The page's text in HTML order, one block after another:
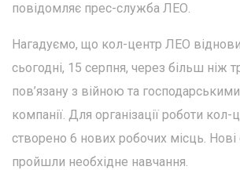
повідомляє прес-служба ЛЕО.
Нагадуємо, що кол-центр ЛЕО
сьогодні, 15 серпня, через більш ніж
пов’язану з війною та
компанії. Для організації роботи кол-
створено 6 нових робочих місць. Нові
пройшли необхідне навчання.